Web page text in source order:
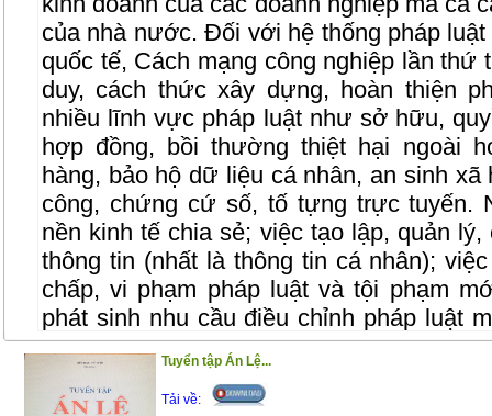
của nhà nước. Đối với hệ thống pháp
quốc tế, Cách mạng công nghiệp lần
duy, cách thức xây dựng, hoàn thiện
nhiều lĩnh vực pháp luật như sở hữu,
hợp đồng, bồi thường thiệt hại ngoài
hàng, bảo hộ dữ liệu cá nhân, an sinh xã
công, chứng cứ số, tố tựng trực tuyến.
nền kinh tế chia sẻ; việc tạo lập, quản
thông tin (nhất là thông tin cá nhân);
chấp, vi phạm pháp luật và tội phạm
phát sinh nhu cầu điều chỉnh pháp luật
truyền thống chưa dự liệu hết.Việc ứng
cũng tạo điều kiện thuận lợi đẩy
phủ điện tử và chính phủ số, xây dựng
Tuyển tập Án Lệ...
Tải về: